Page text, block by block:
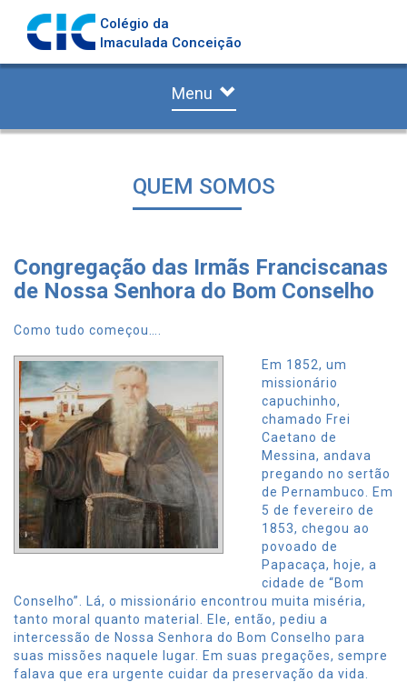
Colégio da
Imaculada Conceição
Menu
QUEM SOMOS
Congregação das Irmãs Franciscanas
de Nossa Senhora do Bom Conselho
Como tudo começou….
Em 1852, um
missionário
capuchinho,
chamado Frei
Caetano de
Messina, andava
pregando no sertão
de Pernambuco. Em
5 de fevereiro de
1853, chegou ao
povoado de
Papacaça, hoje, a
cidade de “Bom
Conselho”. Lá, o missionário encontrou muita miséria,
tanto moral quanto material. Ele, então, pediu a
intercessão de Nossa Senhora do Bom Conselho para
suas missões naquele lugar. Em suas pregações, sempre
falava que era urgente cuidar da preservação da vida.